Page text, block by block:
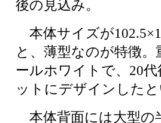
後の見込み。
本体サイズが
と、薄型なのが特徴
ールホワイトで、20
ットにデザインした
本体背面には大型の